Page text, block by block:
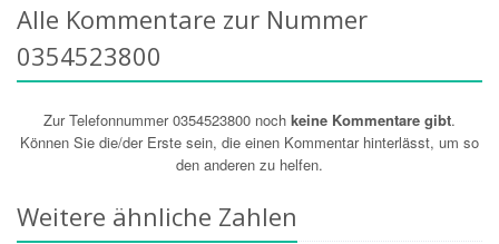
Alle Kommentare zur Nummer
0354523800
Zur Telefonnummer 0354523800 noch keine Kommentare gibt.
Können Sie die/der Erste sein, die einen Kommentar hinterlässt, um so
den anderen zu helfen.
Weitere ähnliche Zahlen